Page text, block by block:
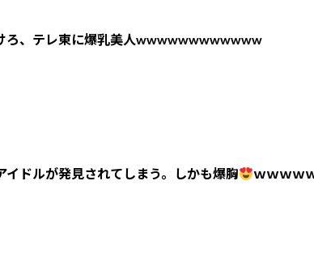
ろ、テレ東に爆乳美人wwwwwwwwwwww
イドルが発見されてしまう。しかも爆胸 ｗｗｗｗ